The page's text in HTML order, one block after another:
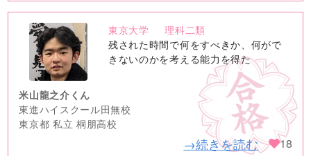
no
image
東京大学
理科二類
残された時間で何をすべきか、何がで
きないのかを考える能力を得た
米山龍之介くん
東進ハイスクール田無校
東京都 私立 桐朋高校
→続きを読む 18